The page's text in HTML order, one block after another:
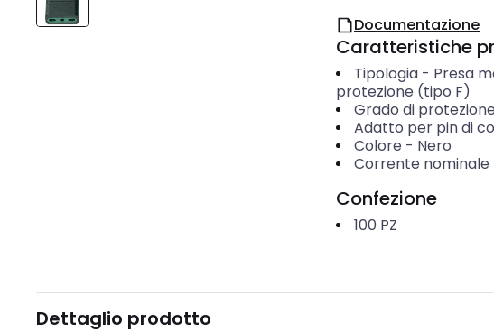
Documentazione
Caratteristiche
Tipologia- Presa
protezione (tipo F)
Grado di
Adatto per pin di
Colore - Nero
Corrente nominale
Confezione
100 PZ
Dettaglio prodotto